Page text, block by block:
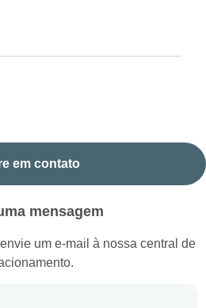
em contato
mensagem
um e-mail à nossa central de